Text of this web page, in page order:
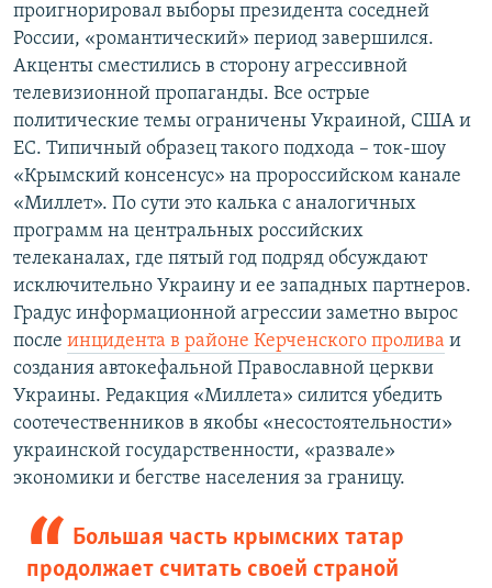
проигнорировал выборы президента соседней
России, «романтический» период завершился.
Акценты сместились в сторону агрессивной
телевизионной пропаганды. Все острые
политические темы ограничены Украиной, США и
ЕС. Типичный образец такого подхода – ток-шоу
«Крымский консенсус» на пророссийском канале
«Миллет». По сути это калька с аналогичных
программ на центральных российских
телеканалах, где пятый год подряд обсуждают
исключительно Украину и ее западных партнеров.
Градус информационной агрессии заметно вырос
после инцидента в районе Керченского пролива и
создания автокефальной Православной церкви
Украины. Редакция «Миллета» силится убедить
соотечественников в якобы «несостоятельности»
украинской государственности, «развале»
экономики и бегстве населения за границу.
Большая часть крымских татар
продолжает считать своей страной